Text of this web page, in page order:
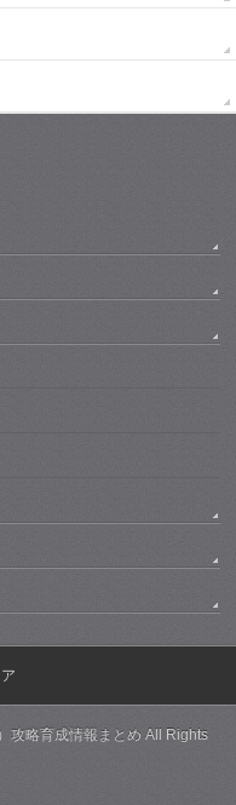
攻略育成情報まとめ All Rights